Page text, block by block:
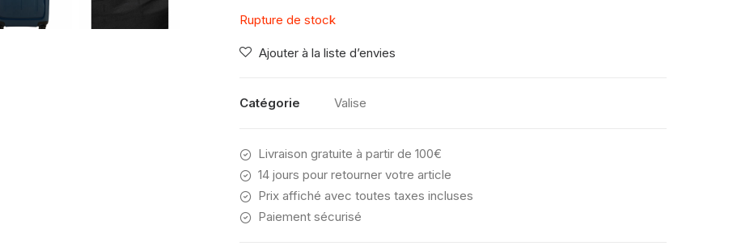
Rupture de stock
Ajouter à la liste d’envies
Catégorie Valise
Livraison gratuite à partir de 100€
14 jours pour retourner votre article
Prix affiché avec toutes taxes incluses
Paiement sécurisé